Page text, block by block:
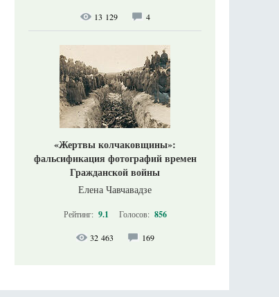
13 129 4
«Жертвы колчаковщины»:
фальсификация фотографий времен
Гражданской войны
Елена Чавчавадзе
Рейтинг: 9.1 Голосов: 856
32 463 169